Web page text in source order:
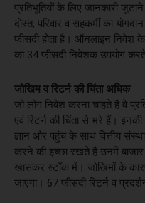
प्रतिभूतियों के लिए जानकारी
दोस्त, परिवार व सहकर्मी का
फीसदी होता है। ऑनलाइन
का 34 फीसदी निवेशक उपयोग करते
जोखिम व रिटर्न की चिंता अधिक
जो लोग निवेश करना चाहते हैं वे
एवं रिटर्न की चिंता से भरे हैं।
ज्ञान और पहुंच के साथ वित्तीय
करने की इच्छा रखते हैं उनमें
खासकर स्टॉक में। जोखिमों के
जाएगा। 67 फीसदी रिटर्न व